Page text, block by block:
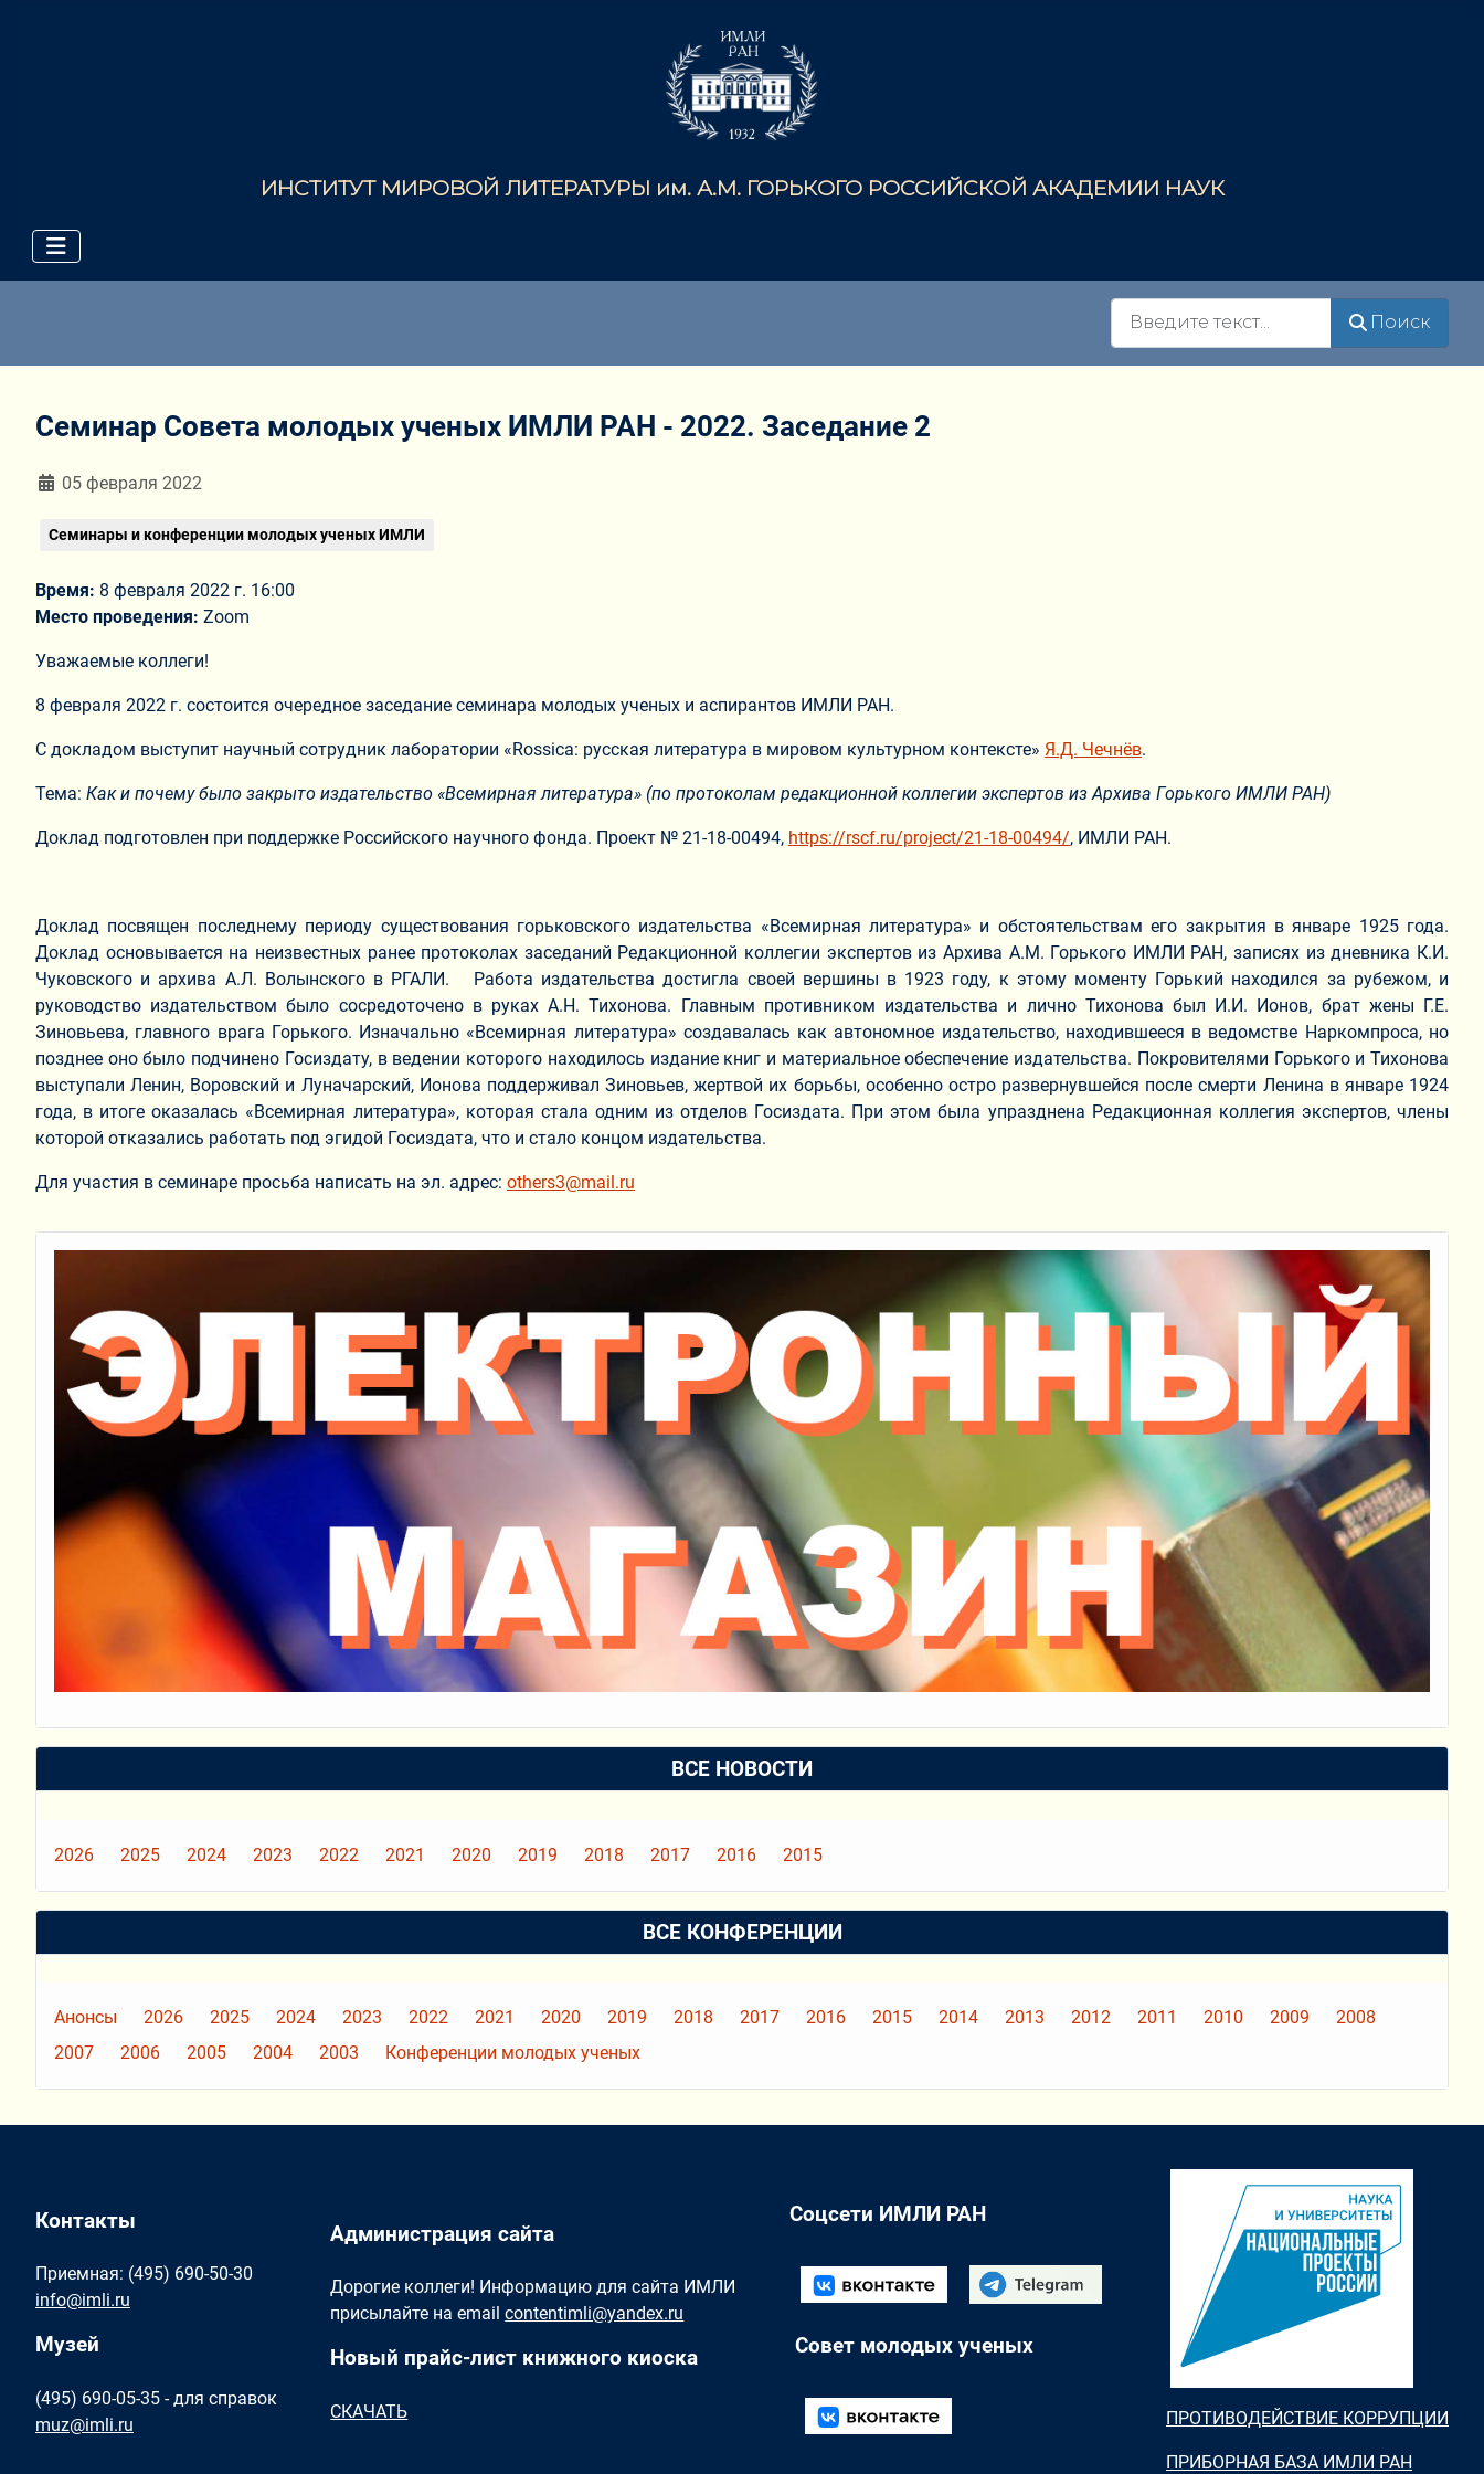
ИНСТИТУТ МИРОВОЙ ЛИТЕРАТУРЫ им. А.М. ГОРЬКОГО РОССИЙСКОЙ АКАДЕМИИ НАУК
Поиск
Семинар Совета молодых ученых ИМЛИ РАН - 2022. Заседание 2
Информация о материале
05 февраля 2022
Семинары и конференции молодых ученых ИМЛИ
Время: 8 февраля 2022 г. 16:00
Место проведения: Zoom
Уважаемые коллеги!
8 февраля 2022 г. состоится очередное заседание семинара молодых ученых и аспирантов ИМЛИ РАН.
С докладом выступит научный сотрудник лаборатории «Rossica: русская литература в мировом культурном контексте» Я.Д. Чечнёв.
Тема: Как и почему было закрыто издательство «Всемирная литература» (по протоколам редакционной коллегии экспертов из Архива Горького ИМЛИ РАН)
Доклад подготовлен при поддержке Российского научного фонда. Проект № 21-18-00494, https://rscf.ru/project/21-18-00494/, ИМЛИ РАН.
Доклад посвящен последнему периоду существования горьковского издательства «Всемирная литература» и обстоятельствам его закрытия в январе 1925 года.
Доклад основывается на неизвестных ранее протоколах заседаний Редакционной коллегии экспертов из Архива А.М. Горького ИМЛИ РАН, записях из дневника К.И.
Чуковского и архива А.Л. Волынского в РГАЛИ. Работа издательства достигла своей вершины в 1923 году, к этому моменту Горький находился за рубежом, и
руководство издательством было сосредоточено в руках А.Н. Тихонова. Главным противником издательства и лично Тихонова был И.И. Ионов, брат жены Г.Е.
Зиновьева, главного врага Горького. Изначально «Всемирная литература» создавалась как автономное издательство, находившееся в ведомстве Наркомпроса, но
позднее оно было подчинено Госиздату, в ведении которого находилось издание книг и материальное обеспечение издательства. Покровителями Горького и Тихонова
выступали Ленин, Воровский и Луначарский, Ионова поддерживал Зиновьев, жертвой их борьбы, особенно остро развернувшейся после смерти Ленина в январе 1924
года, в итоге оказалась «Всемирная литература», которая стала одним из отделов Госиздата. При этом была упразднена Редакционная коллегия экспертов, члены
которой отказались работать под эгидой Госиздата, что и стало концом издательства.
Для участия в семинаре просьба написать на эл. адрес: others3@mail.ru
ВСЕ НОВОСТИ
2026 2025 2024 2023 2022 2021 2020 2019 2018 2017 2016 2015
ВСЕ КОНФЕРЕНЦИИ
Анонсы 2026 2025 2024 2023 2022 2021 2020 2019 2018 2017 2016 2015 2014 2013 2012 2011 2010 2009
2008
2007
2006 2005 2004 2003 Конференции молодых ученых
Контакты
Приемная: (495) 690-50-30
info@imli.ru
Музей
(495) 690-05-35 - для справок
muz@imli.ru
Администрация сайта
Дорогие коллеги! Информацию для сайта ИМЛИ
присылайте на emailcontentimli@yandex.ru
Новый прайс-лист книжного киоска
СКАЧАТЬ
Соцсети ИМЛИ РАН
Совет молодых ученых
ПРОТИВОДЕЙСТВИЕ КОРРУПЦИИ
ПРИБОРНАЯ БАЗА ИМЛИ РАН